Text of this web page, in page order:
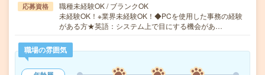
応募資格
職種未経験OK / ブランクOK
未経験OK！※業界未経験OK！◆PCを使用した事務の経験
がある方★英語：システム上で目にする機会があ…
職場の雰囲気